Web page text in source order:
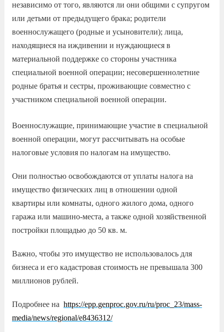
независимо от того, являются ли они общими с супругом
или детьми от предыдущего брака; родители
военнослужащего (родные и усыновители); лица,
находящиеся на иждивении и нуждающиеся в
материальной поддержке со стороны участника
специальной военной операции; несовершеннолетние
родные братья и сестры, проживающие совместно с
участником специальной военной операции.
Военнослужащие, принимающие участие в специальной
военной операции, могут рассчитывать на особые
налоговые условия по налогам на имущество.
Они полностью освобождаются от уплаты налога на
имущество физических лиц в отношении одной
квартиры или комнаты, одного жилого дома, одного
гаража или машино-места, а также одной хозяйственной
постройки площадью до 50 кв. м.
Важно, чтобы это имущество не использовалось для
бизнеса и его кадастровая стоимость не превышала 300
миллионов рублей.
Подробнее на https://epp.genproc.gov.ru/ru/proc_23/mass-
media/news/regional/e8436312/